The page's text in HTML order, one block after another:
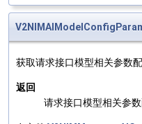
获取请求接口模型相关参数
返回
请求接口模型相关参